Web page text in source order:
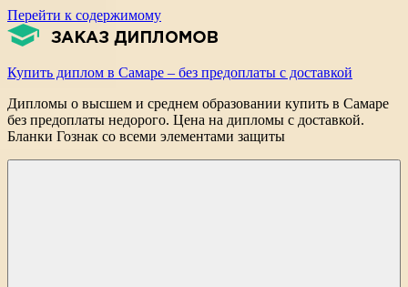
Перейти к содержимому
Купить диплом в Самаре – без предоплаты с доставкой
Дипломы о высшем и среднем образовании купить в Самаре
без предоплаты недорого. Цена на дипломы с доставкой.
Бланки Гознак со всеми элементами защиты